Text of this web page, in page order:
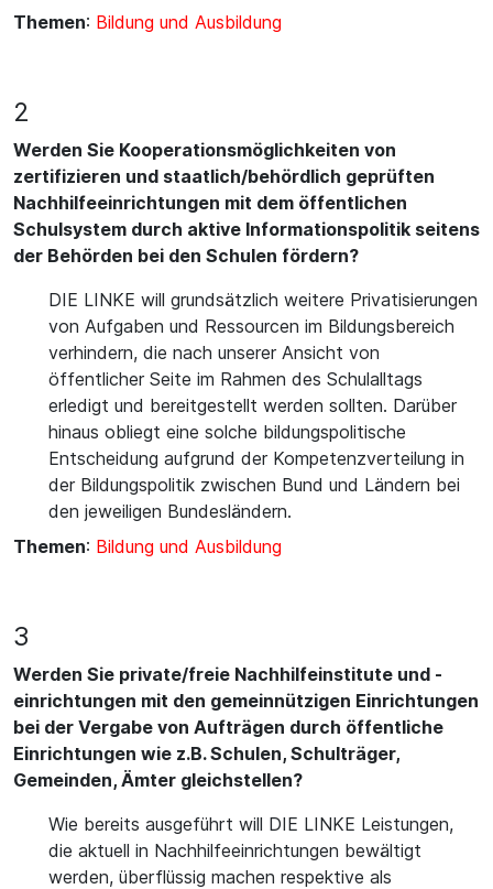
Themen: Bildung und Ausbildung
2
Werden Sie Kooperationsmöglichkeiten von
zertifizieren und staatlich/behördlich geprüften
Nachhilfeeinrichtungen mit dem öffentlichen
Schulsystem durch aktive Informationspolitik seitens
der Behörden bei den Schulen fördern?
DIE LINKE will grundsätzlich weitere Privatisierungen
von Aufgaben und Ressourcen im Bildungsbereich
verhindern, die nach unserer Ansicht von
öffentlicher Seite im Rahmen des Schulalltags
erledigt und bereitgestellt werden sollten. Darüber
hinaus obliegt eine solche bildungspolitische
Entscheidung aufgrund der Kompetenzverteilung in
der Bildungspolitik zwischen Bund und Ländern bei
den jeweiligen Bundesländern.
Themen: Bildung und Ausbildung
3
Werden Sie private/freie Nachhilfeinstitute und -
einrichtungen mit den gemeinnützigen Einrichtungen
bei der Vergabe von Aufträgen durch öffentliche
Einrichtungen wie z.B. Schulen, Schulträger,
Gemeinden, Ämter gleichstellen?
Wie bereits ausgeführt will DIE LINKE Leistungen,
die aktuell in Nachhilfeeinrichtungen bewältigt
werden, überflüssig machen respektive als